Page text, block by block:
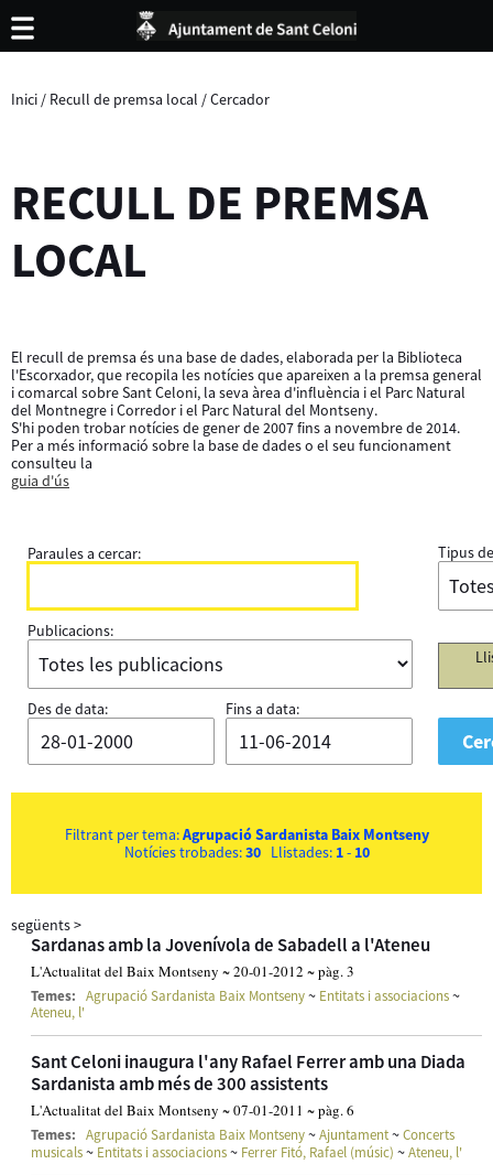
Inici / Recull de premsa local /Cercador
RECULL DE PREMSA
LOCAL
El recull de premsa és una base de dades, elaborada per la Biblioteca
l'Escorxador, que recopila les notícies que apareixen a la premsa general
i comarcal sobre Sant Celoni, la seva àrea d'influència i el Parc Natural
del Montnegre i Corredor i el Parc Natural del Montseny.
S'hi poden trobar notícies de gener de 2007 fins a novembre de 2014.
Per a més informació sobre la base de dades o el seu funcionament
consulteu la
guia d'ús
Paraules a cercar: Tipus
Publicacions:
Des de data: Fins a data:
Filtrant per tema:Agrupació Sardanista Baix Montseny
Notícies trobades:30Llistades: 1- 10
següents>
Sardanas amb la Jovenívola de Sabadell a l'Ateneu
L'Actualitat del Baix Montseny ~ 20-01-2012 ~ pàg. 3
Temes: Agrupació Sardanista Baix Montseny~ Entitats i associacions~
Ateneu, l'
Sant Celoni inaugura l'any Rafael Ferrer amb una Diada
Sardanista amb més de 300 assistents
L'Actualitat del Baix Montseny ~ 07-01-2011 ~ pàg. 6
Temes: Agrupació Sardanista Baix Montseny~Ajuntament~Concerts
musicals~ Entitats i associacions~ Ferrer Fitó, Rafael (músic) ~Ateneu, l'